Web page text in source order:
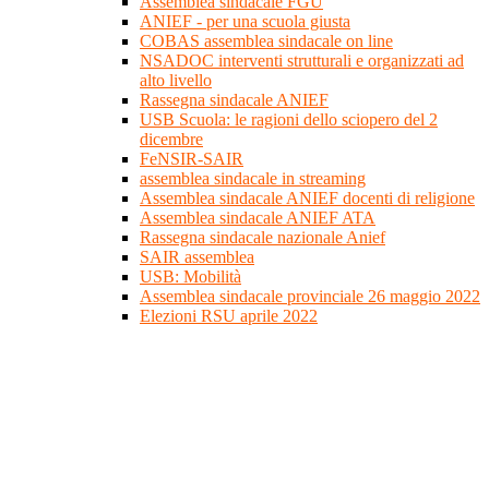
ANIEF - per una scuola giusta
COBAS assemblea sindacale on line
NSADOC interventi strutturali e organizzati ad
alto livello
Rassegna sindacale ANIEF
USB Scuola: le ragioni dello sciopero del 2
dicembre
FeNSIR-SAIR
assemblea sindacale in streaming
Assemblea sindacale ANIEF docenti di religione
Assemblea sindacale ANIEF ATA
Rassegna sindacale nazionale Anief
SAIR assemblea
USB: Mobilità
Assemblea sindacale provinciale 26 maggio 2022
Elezioni RSU aprile 2022